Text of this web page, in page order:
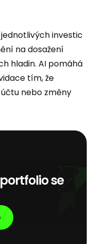
investic
na dosažení
hladin. AI pomáhá
tím, že
nebo změny
se